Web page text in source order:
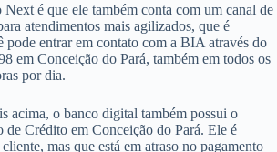
é que ele também conta com um canal de
atendimentos mais agilizados, que é
entrar em contato com a BIA através do
em Conceição do Pará, também em todos os
por dia.
acima, o banco digital também possui o
de Crédito em Conceição do Pará. Ele é
mas que está em atraso no pagamento